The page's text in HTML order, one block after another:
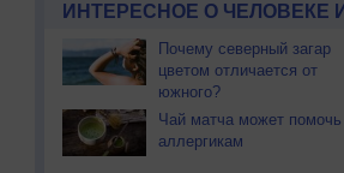
ИНТЕРЕСНОЕ О ЧЕЛОВЕКЕ
Почему северный загар
цветом отличается от
южного?
Чай матча может помочь
аллергикам